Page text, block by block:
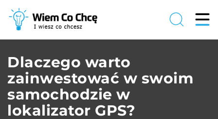
Dlaczego warto
zainwestować w swoim
samochodzie w
lokalizator GPS?